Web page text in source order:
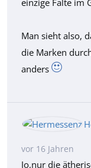
einzige Falte im
Man sieht also,
die Marken
anders
vor 16 Jahren
Jo,nur die